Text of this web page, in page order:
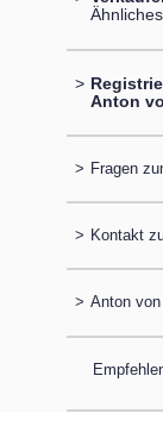
>
Anton
> Fragen
> Kontakt
> Anton